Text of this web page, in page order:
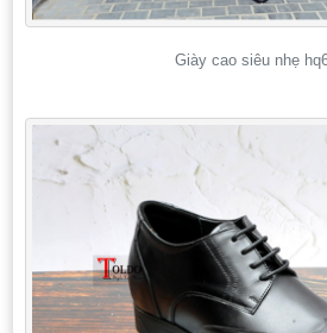
Giày cao siêu nhẹ